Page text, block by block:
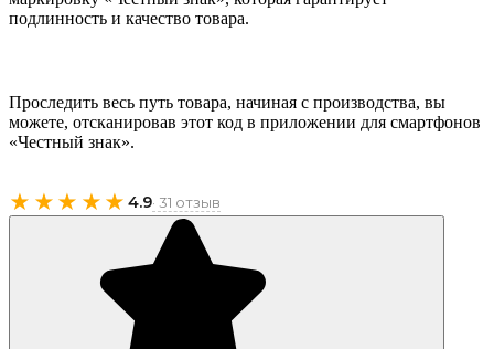
подлинность и качество товара.
Проследить весь путь товара, начиная с производства, вы
можете, отсканировав этот код в приложении для смартфонов
«Честный знак».
★★★★★ 4.9· 31 отзыв